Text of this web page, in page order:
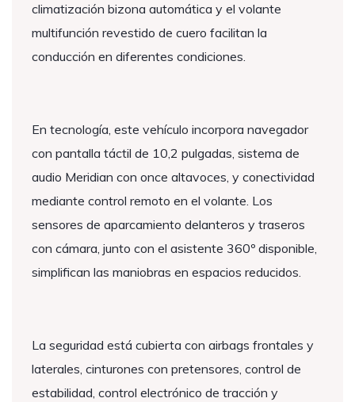
climatización bizona automática y el volante
multifunción revestido de cuero facilitan la
conducción en diferentes condiciones.
En tecnología, este vehículo incorpora navegador
con pantalla táctil de 10,2 pulgadas, sistema de
audio Meridian con once altavoces, y conectividad
mediante control remoto en el volante. Los
sensores de aparcamiento delanteros y traseros
con cámara, junto con el asistente 360º disponible,
simplifican las maniobras en espacios reducidos.
La seguridad está cubierta con airbags frontales y
laterales, cinturones con pretensores, control de
estabilidad, control electrónico de tracción y